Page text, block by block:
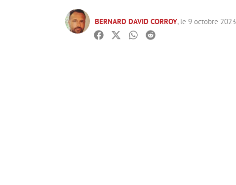
BERNARD DAVID CORROY, le 9 octobre 2023
Facebook
TwitterWhatsapp
Reddit